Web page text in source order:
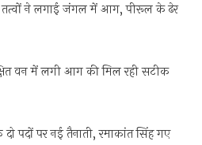
तत्वों ने लगाई जंगल में आग, पीरूल के ढेर
वन में लगी आग की मिल रही सटीक
पदों पर नई तैनाती, रमाकांत सिंह गए